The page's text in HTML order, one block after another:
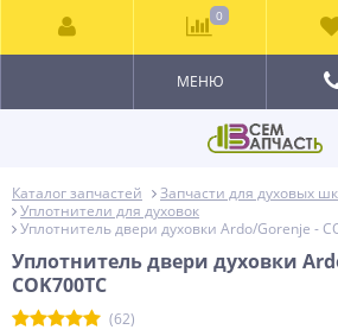
МЕНЮ
Каталог запчастей
Запчасти для духовых
Уплотнители для духовок
Уплотнитель двери духовки Ardo/Gorenje -
Уплотнитель двери духовки
COK700TC
(62)
0